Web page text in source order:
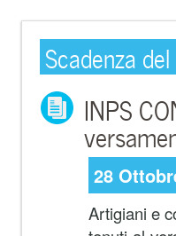
Scadenza
INPS
28
Artigiani e